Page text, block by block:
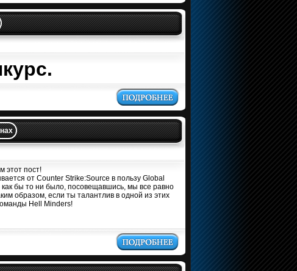
этот пост!
от Counter Strike:Source в пользу Global
бы то ни было, посовещавшись, мы все равно
образом, если ты талантлив в одной из этих
Hell Minders!